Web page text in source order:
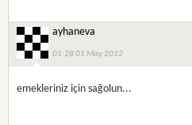
ayhaneva
01:28 01 May 2012
emekleriniz için sağolun...